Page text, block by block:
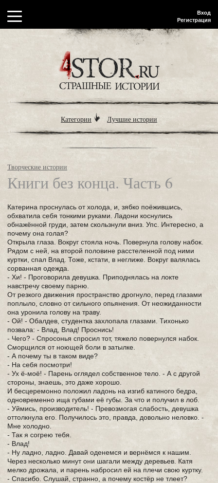
Вход
Регистрация
Категории Лучшие истории
Творческие истории
Книги без конца. Часть 6
Катерина проснулась от холода, и, зябко поёжившись,
обхватила себя тонкими руками. Ладони коснулись
обнажённой груди, затем скользнули вниз. Упс. Интересно, а
почему она голая?
Открыла глаза. Вокруг стояла ночь. Повернула голову набок.
Рядом с ней, на второй половине расстеленной под ними
куртки, спал Влад. Тоже, кстати, в неглиже. Вокруг валялась
сорванная одежда.
- Хи! - Проговорила девушка. Приподнялась на локте
навстречу своему парню.
От резкого движения пространство дрогнуло, перед глазами
поплыло, словно от сильного опьянения. От неожиданности
она уронила голову на траву.
- Ой! - Обалдев, студентка захлопала глазами. Тихонько
позвала: - Влад, Влад! Проснись!
- Чего? - Спросонья спросил тот, тяжело повернулся набок.
Сморщился от ноющей боли в затылке.
- А почему ты в таком виде?
- На себя посмотри!
- Ух ё-моё! - Парень оглядел собственное тело. - А с другой
стороны, знаешь, это даже хорошо.
И бесцеремонно положил ладонь на изгиб катиного бедра,
одновременно ища губами её губы. За что и получил в лоб.
- Уймись, производитель! - Превозмогая слабость, девушка
оттолкнула его. Получилось это, правда, довольно неловко. -
Мне холодно.
- Так я согрею тебя.
- Влад!
- Ну ладно, ладно. Давай оденемся и вернёмся к нашим.
Через несколько минут они шагали между деревьев. Катя
мелко дрожала, и парень набросил ей на плечи свою куртку.
- Спасибо. Слушай, странно, а почему костёр не тлеет?